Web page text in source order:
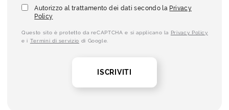
Autorizzo al trattamento dei dati secondo la Privacy
Policy
Questo sito è protetto da reCAPTCHA e si applicano la Privacy Policy
e i Termini di servizio di Google.
ISCRIVITI